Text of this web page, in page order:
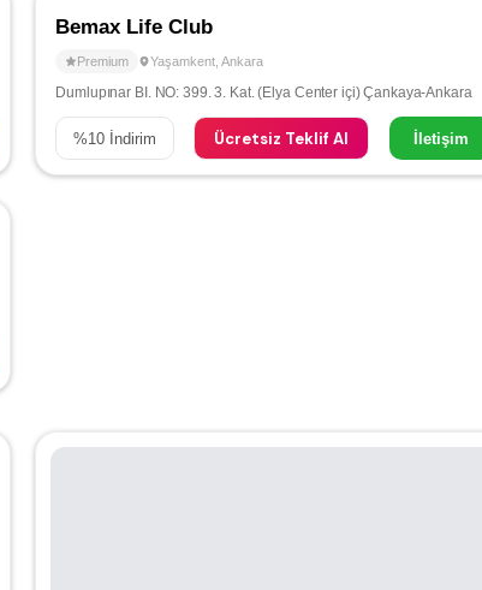
Bemax Life Club
Premium Yaşamkent ,Ankara
Dumlupınar BI. NO: 399. 3. Kat. (Elya Center içi) Çankaya-Ankara
%10 İndirim Ücretsiz Teklif Al İletişim